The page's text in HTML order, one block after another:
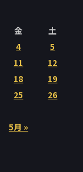
金 土
5月 »
4
5
11
12
18
19
25
26